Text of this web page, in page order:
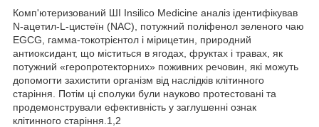
Комп'ютеризований ШІ Insilico Medicine аналіз ідентифікував
N-ацетил-L-цистеїн (NAC), потужний поліфенол зеленого чаю
EGCG, гамма-токотрієнтол і мірицетин, природний
антиоксидант, що міститься в ягодах, фруктах і травах, як
потужний «геропротекторних» поживних речовин, які можуть
допомогти захистити організм від наслідків клітинного
старіння. Потім ці сполуки були науково протестовані та
продемонстрували ефективність у заглушенні ознак
клітинного старіння.1,2